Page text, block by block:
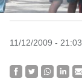
11/12/2009 - 21:03